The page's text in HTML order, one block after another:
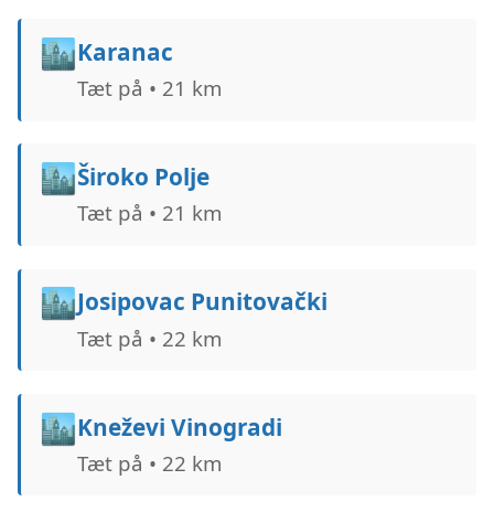
🏙️Karanac
Tæt på • 21 km
🏙️Široko Polje
Tæt på • 21 km
🏙️Josipovac Punitovački
Tæt på • 22 km
🏙️Kneževi Vinogradi
Tæt på • 22 km